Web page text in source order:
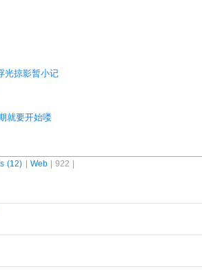
光掠影暂小记
就要开始喽
(12) | Web| 922 |